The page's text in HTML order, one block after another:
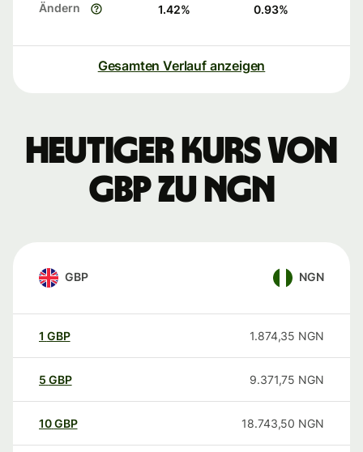
Ändern 1.42% 0.93%
Gesamten Verlauf anzeigen
Heutiger Kurs von
GBP zu NGN
GBP NGN
1 GBP 1.874,35 NGN
5 GBP 9.371,75 NGN
10GBP 18.743,50 NGN